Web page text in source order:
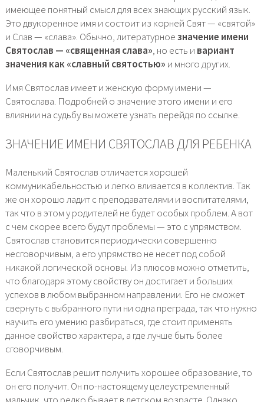
имеющее понятный смысл для всех знающих русский язык.
Это двукоренное имя и состоит из корней Свят — «святой»
и Слав — «слава». Обычно, литературноезначение имени
Святослав — «священная слава», но есть и вариант
значения как «славный святостью» и много других.
Имя Святослав имеет и женскую форму имени —
Святослава. Подробней о значение этого имени и его
влиянии на судьбу вы можете узнать перейдя по ссылке.
ЗНАЧЕНИЕ ИМЕНИ СВЯТОСЛАВ ДЛЯ РЕБЕНКА
Маленький Святослав отличается хорошей
коммуникабельностью и легко вливается в коллектив. Так
же он хорошо ладит с преподавателями и воспитателями,
так что в этом у родителей не будет особых проблем. А вот
с чем скорее всего будут проблемы — это с упрямством.
Святослав становится периодически совершенно
несговорчивым, а его упрямство не несет под собой
никакой логической основы. Из плюсов можно отметить,
что благодаря этому свойству он достигает и больших
успехов в любом выбранном направлении. Его не сможет
свернуть с выбранного пути ни одна преграда, так что нужно
научить его умению разбираться, где стоит применять
данное свойство характера, а где лучше быть более
сговорчивым.
Если Святослав решит получить хорошее образование, то
он его получит. Он по-настоящему целеустремленный